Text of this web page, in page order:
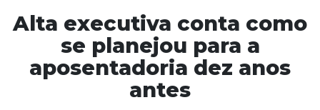
Alta executiva conta como
se planejou para a
aposentadoria dez anos
antes